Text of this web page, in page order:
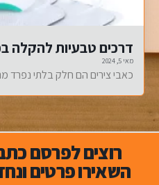
דרכים טבעיות להקלה
מאי 5, 2024
כאבי צירים הם חלק בלתי נפרד
רוצים לפרסם
השאירו פרטים